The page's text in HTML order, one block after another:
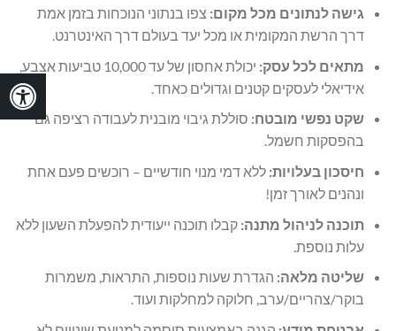
גישה לנתונים מכל מקום: צפו בנתוני הנוכחות בזמן אמת
דרך הרשת המקומית או מכל יעד בעולם דרך האינטרנט.
מתאים לכל עסק:
יכולת אחסון של עד 10,000 טביעות אצבע,
אידיאלי לעסקים קטנים וגדולים כאחד.
שקט נפשי מובטח: סוללת גיבוי מובנית לעבודה רציפה גם
בהפסקות חשמל.
חיסכון בעלויות: ללא דמי מנוי חודשיים – רוכשים פעם אחת
ונהנים לאורך זמן!
תוכנה לניהול מתנה: קבלו תוכנה ייעודית להפעלת השעון ללא
עלות נוספת.
שליטה מלאה: הגדרת שעות נוספות, התראות, משמרות
בוקר/צהריים/ערב, חלוקה למחלקות ועוד.